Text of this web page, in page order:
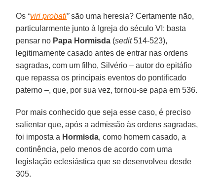
Os “viri probati”são uma heresia? Certamente não,
particularmente junto à Igreja do século VI: basta
pensar no Papa Hormisda (sedit514-523),
legitimamente casado antes de entrar nas ordens
sagradas, com um filho, Silvério – autor do epitáfio
que repassa os principais eventos do pontificado
paterno –, que, por sua vez, tornou-se papa em 536.
Por mais conhecido que seja esse caso, é preciso
salientar que, após a admissão às ordens sagradas,
foi imposta a Hormisda, como homem casado, a
continência, pelo menos de acordo com uma
legislação eclesiástica que se desenvolveu desde
305.